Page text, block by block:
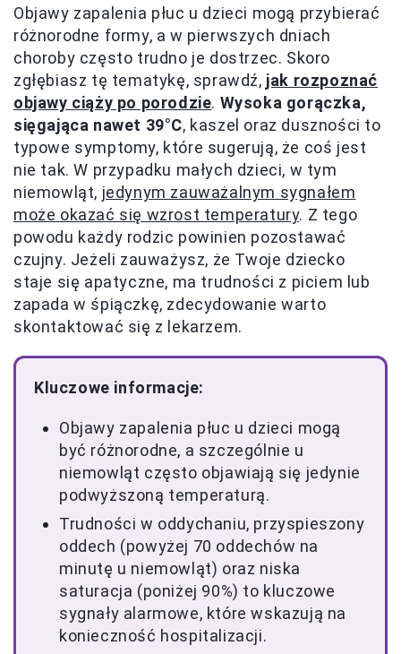
Objawy zapalenia płuc u dzieci mogą przybierać
różnorodne formy, a w pierwszych dniach
choroby często trudno je dostrzec. Skoro
zgłębiasz tę tematykę, sprawdź, jak rozpoznać
objawy ciąży po porodzie. Wysoka gorączka,
sięgająca nawet 39°C, kaszel oraz duszności to
typowe symptomy, które sugerują, że coś jest
nie tak. W przypadku małych dzieci, w tym
niemowląt, jedynym zauważalnym sygnałem
może okazać się wzrost temperatury. Z tego
powodu każdy rodzic powinien pozostawać
czujny. Jeżeli zauważysz, że Twoje dziecko
staje się apatyczne, ma trudności z piciem lub
zapada w śpiączkę, zdecydowanie warto
skontaktować się z lekarzem.
Kluczowe informacje:
Objawy zapalenia płuc u dzieci mogą
być różnorodne, a szczególnie u
niemowląt często objawiają się jedynie
podwyższoną temperaturą.
Trudności w oddychaniu, przyspieszony
oddech (powyżej 70 oddechów na
minutę u niemowląt) oraz niska
saturacja (poniżej 90%) to kluczowe
sygnały alarmowe, które wskazują na
konieczność hospitalizacji.